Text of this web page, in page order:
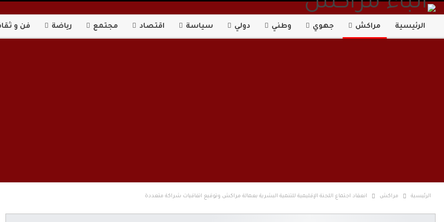
الرئيسية مراكش جهوي وطني دولي سياسة اقتصاد مجتمع رياضة فن و
الرئيسية مراكش انعقاد اجتماع اللجنة الإقليمية للتنمية البشرية بعمالة مراكش وتوقيع اتفاقيات شراكة متعددة